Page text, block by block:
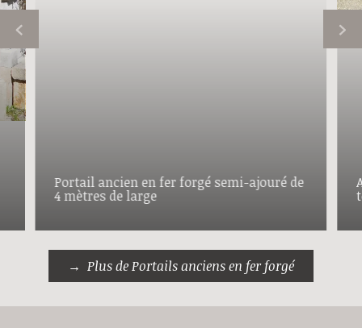
Portail ancien en fer forgé semi-ajouré de
4 mètres de large
Plus de Portails anciens en fer forgé